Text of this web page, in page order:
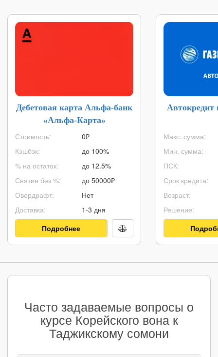
Дебетовая карта Альфа-банк
«Альфа-Карта»
Стоимость:
Кэшбэк:
% на остаток:
Снятие без %:
Овердрафт:
Доставка:
0₽
до 100%
до 12.5%
до 50000₽
Нет
1-3 дня
Подробнее
Автокредит
Макс. сумма:
Мин. сумма:
ПСК:
Срок кредита:
Возраст:
Решение:
Часто задаваемые вопросы о
курсе Корейского вона к
Таджикскому сомони